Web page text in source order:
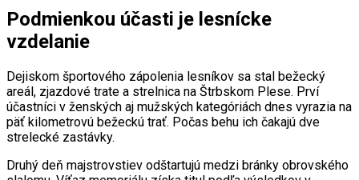
Podmienkou účasti je lesnícke
vzdelanie
Dejiskom športového zápolenia lesníkov sa stal bežecký
areál, zjazdové trate a strelnica na Štrbskom Plese. Prví
účastníci v ženských aj mužských kategóriách dnes vyrazia na
päť kilometrovú bežeckú trať. Počas behu ich čakajú dve
strelecké zastávky.
Druhý deň majstrovstiev odštartujú medzi bránky obrovského